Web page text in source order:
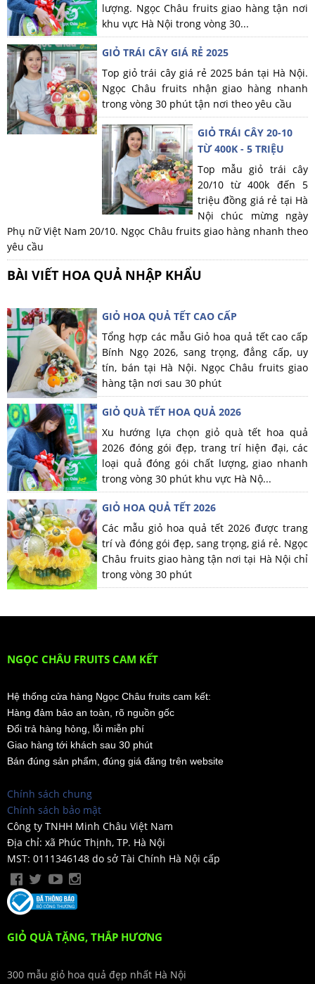
lượng. Ngọc Châu fruits giao hàng tận nơi
khu vực Hà Nội trong vòng 30...
GIỎ TRÁI CÂY GIÁ RẺ 2025
Top giỏ trái cây giá rẻ 2025 bán tại Hà Nội.
Ngọc Châu fruits nhận giao hàng nhanh
trong vòng 30 phút tận nơi theo yêu cầu
GIỎ TRÁI CÂY 20-10
TỪ 400K - 5 TRIỆU
Top mẫu giỏ trái cây
20/10 từ 400k đến 5
triệu đồng giá rẻ tại Hà
Nội chúc mừng ngày
Phụ nữ Việt Nam 20/10. Ngọc Châu fruits giao hàng nhanh theo
yêu cầu
BÀI VIẾT HOA QUẢ NHẬP KHẨU
GIỎ HOA QUẢ TẾT CAO CẤP
Tổng hợp các mẫu Giỏ hoa quả tết cao cấp
Bính Ngọ 2026, sang trọng, đẳng cấp, uy
tín, bán tại Hà Nội. Ngọc Châu fruits giao
hàng tận nơi sau 30 phút
GIỎ QUÀ TẾT HOA QUẢ 2026
Xu hướng lựa chọn giỏ quà tết hoa quả
2026 đóng gói đẹp, trang trí hiện đại, các
loại quả đóng gói chất lượng, giao nhanh
trong vòng 30 phút khu vực Hà Nộ...
GIỎ HOA QUẢ TẾT 2026
Các mẫu giỏ hoa quả tết 2026 được trang
trí và đóng gói đẹp, sang trọng, giá rẻ. Ngọc
Châu fruits giao hàng tận nơi tại Hà Nội chỉ
trong vòng 30 phút
NGỌC CHÂU FRUITS CAM KẾT
Hệ thống cửa hàng Ngọc Châu fruits cam kết:
Hàng đảm bảo an toàn, rõ nguồn gốc
Đổi trả hàng hỏng, lỗi miễn phí
Giao hàng tới khách sau 30 phút
Bán đúng sản phẩm, đúng giá đăng trên website
Chính sách chung
Chính sách bảo mật
Công ty TNHH Minh Châu Việt Nam
Địa chỉ: xã Phúc Thịnh, TP. Hà Nội
MST: 0111346148 do sở Tài Chính Hà Nội cấp
GIỎ QUÀ TẶNG, THẮP HƯƠNG
300 mẫu giỏ hoa quả đẹp nhất Hà Nội